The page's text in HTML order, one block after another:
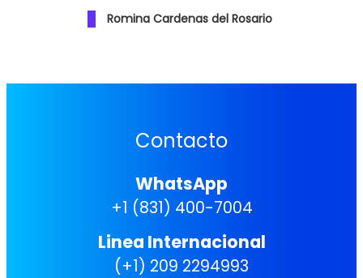
Romina Cardenas del Rosario
Contacto
WhatsApp
+1 (831) 400-7004
Linea Internacional
(+1) 209 2294993